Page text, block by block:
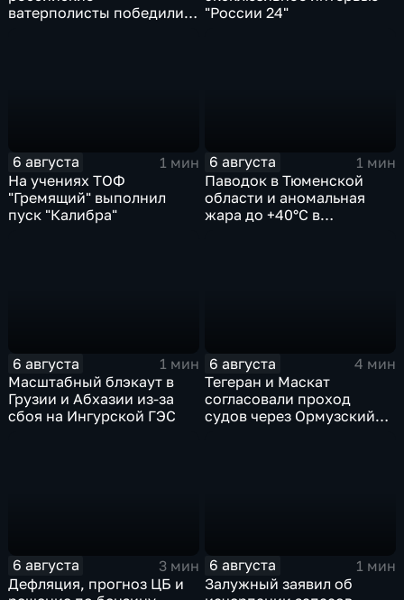
ватерполисты победили
"России 24"
6 августа
1 мин
На учениях ТОФ
"Гремящий" выполнил
пуск "Калибра"
6 августа
1 мин
Паводок в Тюменской
области и аномальная
жара до +40°C в
6 августа
1 мин
Масштабный блэкаут в
Грузии и Абхазии из-за
сбоя на Ингурской ГЭС
6 августа
4 мин
Тегеран и Маскат
согласовали проход
судов через Ормузский
6 августа
3 мин
Дефляция, прогноз ЦБ и
6 августа
1 мин
Залужный заявил об